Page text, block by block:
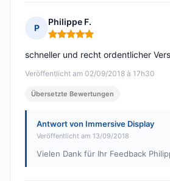
P
Philippe F.
Hinweis: 5 von 5
Veröffentlicht am 02/09/2018 à 17h30
schneller und recht ordentlicher
Übersetzte Bewertungen
Antwort von Immersive Display
Veröffentlicht am 13/09/2018
Vielen Dank für Ihr Feedback